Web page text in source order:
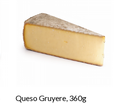
Queso Gruyere, 360g